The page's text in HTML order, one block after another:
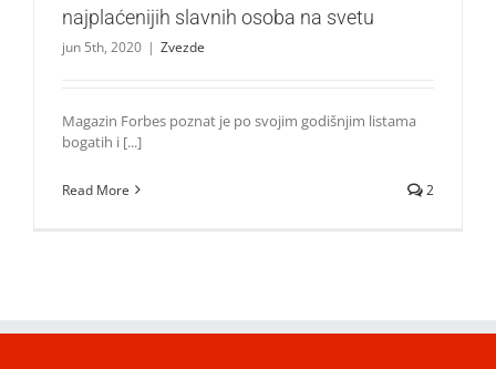
najplaćenijih slavnih osoba na svetu
jun 5th, 2020 | Zvezde
Magazin Forbes poznat je po svojim godišnjim listama
bogatih i [...]
Read More 2